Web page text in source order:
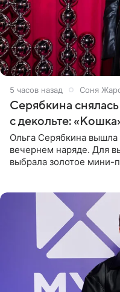
5 часов назад Соня
Серябкина
с декольте:
Ольга Серябкина
вечернем наряде. Для
выбрала золотое мини-